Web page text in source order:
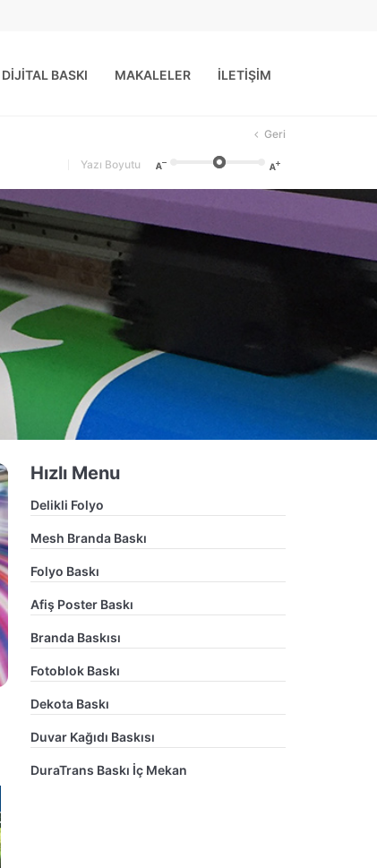
DİJİTAL BASKI MAKALELER İLETİŞİM
Geri
Yazı Boyutu
Hızlı Menu
Delikli Folyo
Mesh Branda Baskı
Folyo Baskı
Afiş Poster Baskı
Branda Baskısı
Fotoblok Baskı
Dekota Baskı
Duvar Kağıdı Baskısı
DuraTrans Baskı İç Mekan